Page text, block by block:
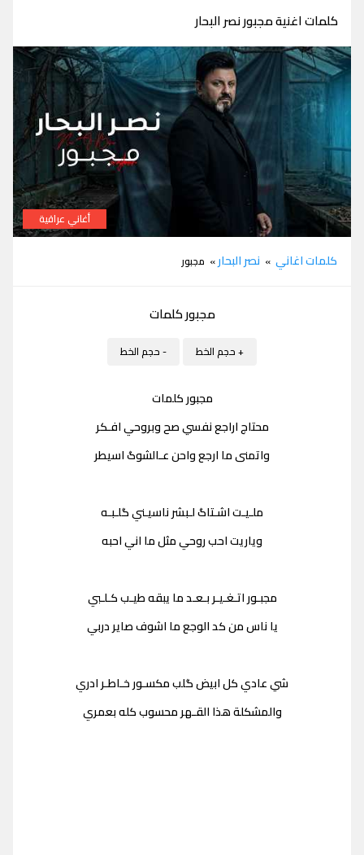
كلمات اغنية مجبور نصر البحار
أغاني عراقية
كلمات اغاني » نصر البحار» مجبور
مجبور كلمات
+ حجم الخط - حجم الخط
مجبور كلمات
محتاج اراجع نفسي صح وبروحي افـكر
واتمنى ما ارجع واحن عـالشوگ اسيطر
ملـيـت اشـتاگ لـبشر ناسيـني گلـبـه
وياريت احب روحي مثل ما اني احبه
مجبـور اتـغـيـر بـعـد ما يبقه طيـب كـلـبي
يا ناس من كد الوجع ما اشوف صاير دربي
شي عادي كل ابيض گلب مكسـور خـاطـر ادري
والمشكلة هذا القـهر محسوب كله بعمري